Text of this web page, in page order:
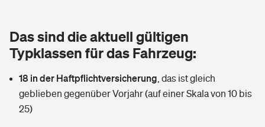
Tools
Wer versichert was: Jetzt Versicherer finden
Glasversicherung
Mietkautionsversicherung
Kinderunfall­ver­si­che­rung
Kinderinvalidität
Dread-Disease-Versicherung
Tierkrankenversicherung
Zur Übersicht
Das sind die aktuell gültigen
Typklassen für das Fahrzeug:
18 in der Haftpflichtversicherung das ist gleich
geblieben gegenüber Vorjahr (auf einer Skala von 10 bis
25)